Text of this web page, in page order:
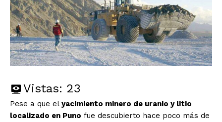
Vistas: 23
Pese a que el yacimiento minero de uranio y litio
localizado en Puno fue descubierto hace poco más de